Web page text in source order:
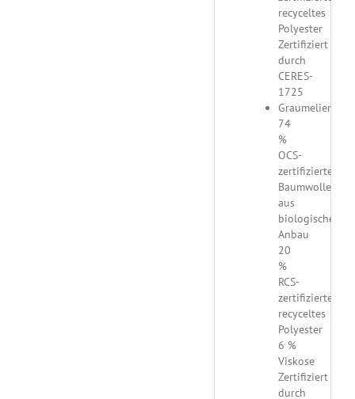
recyceltes
Polyester
Zertifiziert
durch
CERES-
1725
Graumeliert:
74
%
OCS-
zertifizierte
Baumwolle
aus
biologischem
Anbau
20
%
RCS-
zertifiziertes
recyceltes
Polyester
6 %
Viskose
Zertifiziert
durch